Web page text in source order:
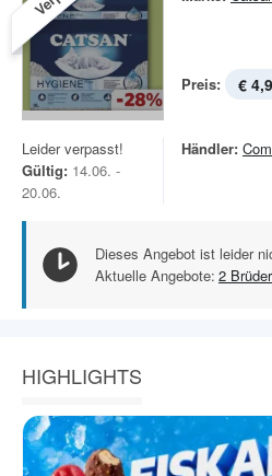
Preis: €
Leider verpasst!
Gültig: 14.06. -
20.06.
Händler:
Dieses Angebot ist leider
Aktuelle Angebote: 2 Brüder
HIGHLIGHTS